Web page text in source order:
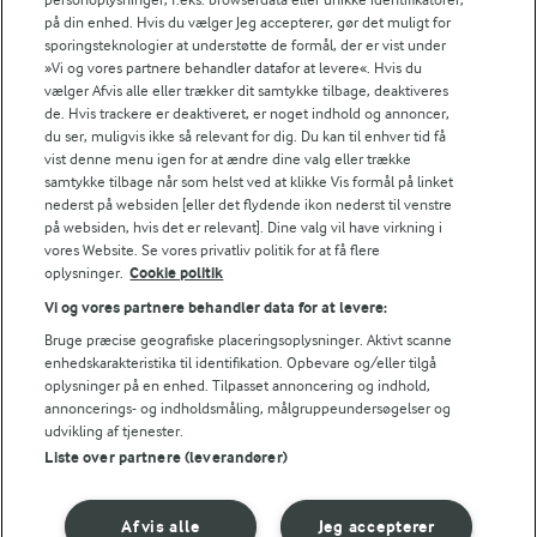
Fødevarestyrelsens smiley-rapporter for Arla Foods
Fødevarestyrelsens smiley-rapporter for Jörd
Fødevarestyrelsens smiley-rapporter for Lurpak PB
Følg
© 2026 Arla Foods
Vælg en anden cookies
på din enhed. Hvis du vælger Jeg accepterer, gør det muligt for
sporingsteknologier at understøtte de formål, der er vist under
»Vi og vores partnere behandler datafor at levere«. Hvis du
vælger Afvis alle eller trækker dit samtykke tilbage, deaktiveres
de. Hvis trackere er deaktiveret, er noget indhold og annoncer,
du ser, muligvis ikke så relevant for dig. Du kan til enhver tid få
vist denne menu igen for at ændre dine valg eller trække
samtykke tilbage når som helst ved at klikke Vis formål på linket
nederst på websiden [eller det flydende ikon nederst til venstre
på websiden, hvis det er relevant]. Dine valg vil have virkning i
vores Website. Se vores privatliv politik for at få flere
oplysninger. Cookie politik
Vi og vores partnere behandler data for at levere:
Bruge præcise geografiske placeringsoplysninger. Aktivt scanne
enhedskarakteristika til identifikation. Opbevare og/eller tilgå
oplysninger på en enhed. Tilpasset annoncering og indhold,
annoncerings- og indholdsmåling, målgruppeundersøgelser og
udvikling af tjenester.
Liste over partnere (leverandører)
Jeg accepterer
Afvis alle